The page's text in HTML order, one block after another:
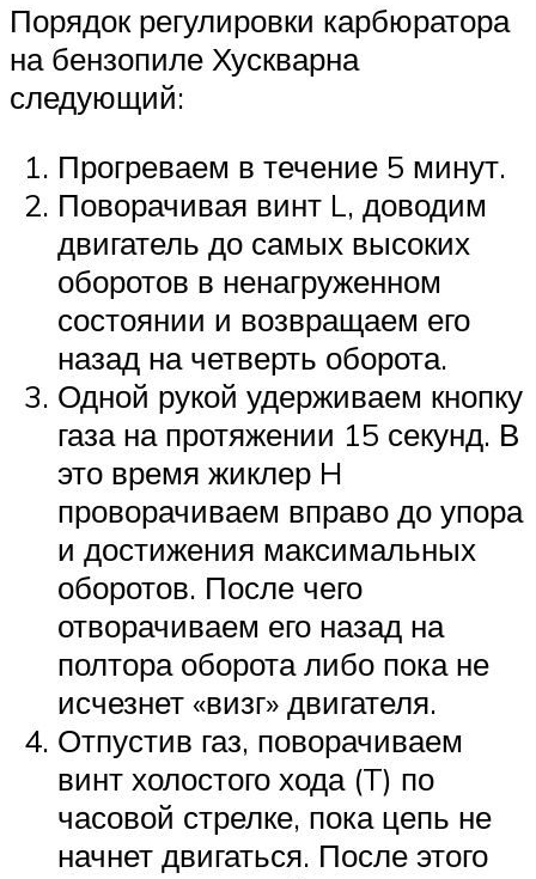
Порядок регулировки карбюратора
на бензопиле Хускварна
следующий:
Прогреваем в течение 5 минут.
Поворачивая винт L, доводим
двигатель до самых высоких
оборотов в ненагруженном
состоянии и возвращаем его
назад на четверть оборота.
Одной рукой удерживаем кнопку
газа на протяжении 15 секунд. В
это время жиклер H
проворачиваем вправо до упора
и достижения максимальных
оборотов. После чего
отворачиваем его назад на
полтора оборота либо пока не
исчезнет «визг» двигателя.
Отпустив газ, поворачиваем
винт холостого хода (T) по
часовой стрелке, пока цепь не
начнет двигаться. После этого